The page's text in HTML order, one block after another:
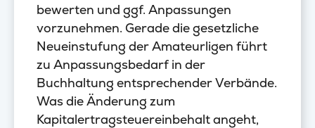
bewerten und ggf. Anpassungen
vorzunehmen. Gerade die gesetzliche
Neueinstufung der Amateurligen führt
zu Anpassungsbedarf in der
Buchhaltung entsprechender Verbände.
Was die Änderung zum
Kapitalertragsteuereinbehalt angeht,